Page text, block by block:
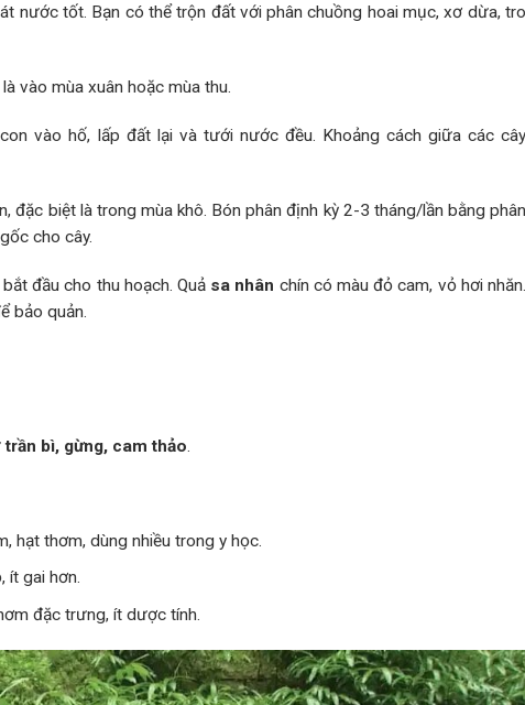
nước tốt. Bạn có thể trộn đất với phân chuồng hoai mục, xơ dừa, tro
là vào mùa xuân hoặc mùa thu.
vào hố, lấp đất lại và tưới nước đều. Khoảng cách giữa các cây
đặc biệt là trong mùa khô. Bón phân định kỳ 2-3 tháng/lần bằng phân
cho cây.
bắt đầu cho thu hoạch. Quả sa nhân chín có màu đỏ cam, vỏ hơi nhăn.
bảo quản.
trần bì, gừng, cam thảo.
hạt thơm, dùng nhiều trong y học.
ít gai hơn.
đặc trưng, ít dược tính.